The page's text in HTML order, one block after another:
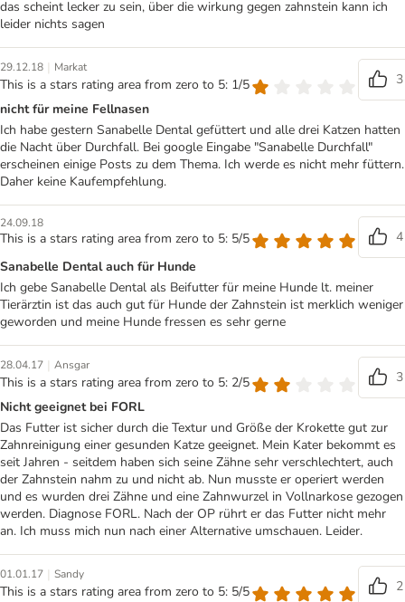
das scheint lecker zu sein, über die wirkung gegen zahnstein kann ich
leider nichts sagen
29.12.18 | Markat
This is a stars rating area from zero to 5: 1/5
3
nicht für meine Fellnasen
Ich habe gestern Sanabelle Dental gefüttert und alle drei Katzen hatten
die Nacht über Durchfall. Bei google Eingabe "Sanabelle Durchfall"
erscheinen einige Posts zu dem Thema. Ich werde es nicht mehr füttern.
Daher keine Kaufempfehlung.
24.09.18
This is a stars rating area from zero to 5: 5/5
4
Sanabelle Dental auch für Hunde
Ich gebe Sanabelle Dental als Beifutter für meine Hunde lt. meiner
Tierärztin ist das auch gut für Hunde der Zahnstein ist merklich weniger
geworden und meine Hunde fressen es sehr gerne
28.04.17 | Ansgar
This is a stars rating area from zero to 5: 2/5
3
Nicht geeignet bei FORL
Das Futter ist sicher durch die Textur und Größe der Krokette gut zur
Zahnreinigung einer gesunden Katze geeignet. Mein Kater bekommt es
seit Jahren - seitdem haben sich seine Zähne sehr verschlechtert, auch
der Zahnstein nahm zu und nicht ab. Nun musste er operiert werden
und es wurden drei Zähne und eine Zahnwurzel in Vollnarkose gezogen
werden. Diagnose FORL. Nach der OP rührt er das Futter nicht mehr
an. Ich muss mich nun nach einer Alternative umschauen. Leider.
01.01.17 | Sandy
This is a stars rating area from zero to 5: 5/5
2